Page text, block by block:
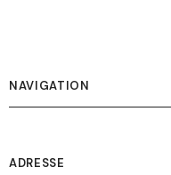
NAVIGATION
ADRESSE